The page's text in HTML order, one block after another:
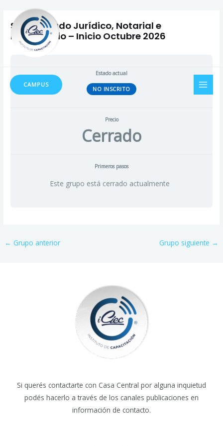
contenido
CAMPUS
Secretariado Jurídico, Notarial e
Inmobiliario – Inicio Octubre 2026
Estado actual
NO INSCRITO
Precio
Cerrado
Primeros pasos
Este grupo está cerrado actualmente
entradas
← Grupo anterior Grupo siguiente →
Si querés contactarte con Casa Central por alguna inquietud
podés hacerlo a través de los canales publicaciones en
información de contacto.